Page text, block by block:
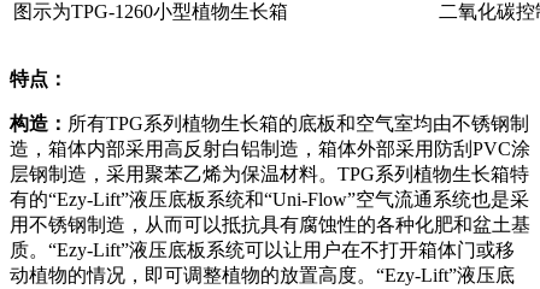
图示为TPG-1260小型植物生长箱 二氧化碳
特点：
构造： 所有TPG系列植物生长箱的底板和空气室均由不锈钢制
造，箱体内部采用高反射白铝制造，箱体外部采用防刮PVC涂
层钢制造，采用聚苯乙烯为保温材料。TPG系列植物生长箱特
有的“Ezy-Lift”液压底板系统和“Uni-Flow”空气流通系统也是采
用不锈钢制造，从而可以抵抗具有腐蚀性的各种化肥和盆土基
质。“Ezy-Lift”液压底板系统可以让用户在不打开箱体门或移
动植物的情况，即可调整植物的放置高度。“Ezy-Lift”液压底